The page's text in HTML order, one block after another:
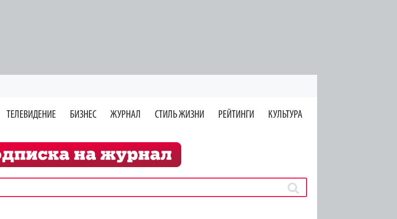
ТЕЛЕВИДЕНИЕ БИЗНЕС ЖУРНАЛ СТИЛЬ ЖИЗНИ РЕЙТИНГИ КУЛЬТУРА